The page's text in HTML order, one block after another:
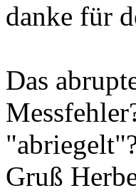
danke für
Das
Gruß